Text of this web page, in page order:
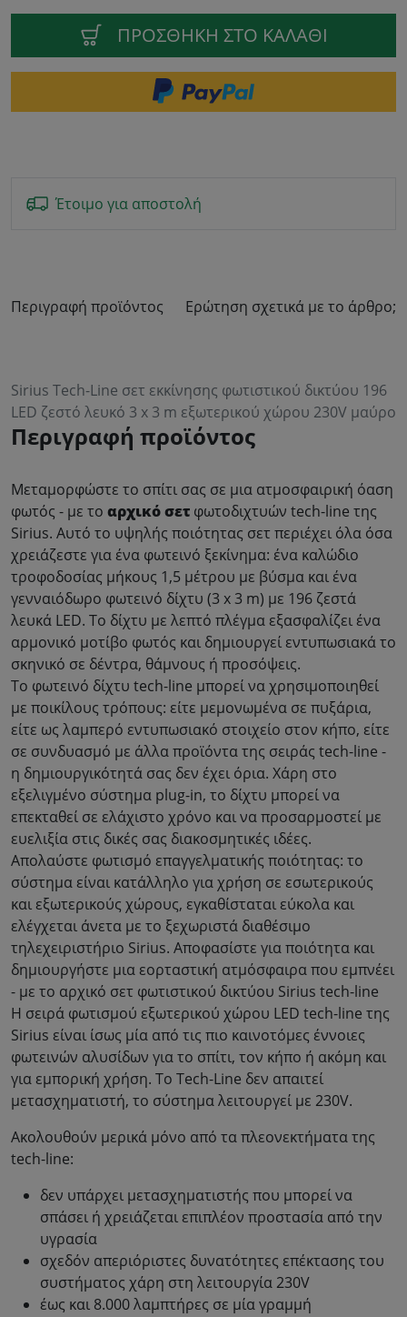
ΠΡΟΣΘΉΚΗ ΣΤΟ ΚΑΛΆΘΙ
Έτοιμο για αποστολή
Περιγραφή προϊόντος Ερώτηση σχετικά με το άρθρο;
Sirius Tech-Line σετ εκκίνησης φωτιστικού δικτύου 196
LED ζεστό λευκό 3 x 3 m εξωτερικού χώρου 230V μαύρο
Περιγραφή προϊόντος
Μεταμορφώστε το σπίτι σας σε μια ατμοσφαιρική όαση
φωτός - με το αρχικό σετ φωτοδιχτυών tech-line της
Sirius. Αυτό το υψηλής ποιότητας σετ περιέχει όλα όσα
χρειάζεστε για ένα φωτεινό ξεκίνημα: ένα καλώδιο
τροφοδοσίας μήκους 1,5 μέτρου με βύσμα και ένα
γενναιόδωρο φωτεινό δίχτυ (3 x 3 m) με 196 ζεστά
λευκά LED. Το δίχτυ με λεπτό πλέγμα εξασφαλίζει ένα
αρμονικό μοτίβο φωτός και δημιουργεί εντυπωσιακά το
σκηνικό σε δέντρα, θάμνους ή προσόψεις.
Το φωτεινό δίχτυ tech-line μπορεί να χρησιμοποιηθεί
με ποικίλους τρόπους: είτε μεμονωμένα σε πυξάρια,
είτε ως λαμπερό εντυπωσιακό στοιχείο στον κήπο, είτε
σε συνδυασμό με άλλα προϊόντα της σειράς tech-line -
η δημιουργικότητά σας δεν έχει όρια. Χάρη στο
εξελιγμένο σύστημα plug-in, το δίχτυ μπορεί να
επεκταθεί σε ελάχιστο χρόνο και να προσαρμοστεί με
ευελιξία στις δικές σας διακοσμητικές ιδέες.
Απολαύστε φωτισμό επαγγελματικής ποιότητας: το
σύστημα είναι κατάλληλο για χρήση σε εσωτερικούς
και εξωτερικούς χώρους, εγκαθίσταται εύκολα και
ελέγχεται άνετα με το ξεχωριστά διαθέσιμο
τηλεχειριστήριο Sirius. Αποφασίστε για ποιότητα και
δημιουργήστε μια εορταστική ατμόσφαιρα που εμπνέει
- με το αρχικό σετ φωτιστικού δικτύου Sirius tech-line
Η σειρά φωτισμού εξωτερικού χώρου LED tech-line της
Sirius είναι ίσως μία από τις πιο καινοτόμες έννοιες
φωτεινών αλυσίδων για το σπίτι, τον κήπο ή ακόμη και
για εμπορική χρήση. Το Tech-Line δεν απαιτεί
μετασχηματιστή, το σύστημα λειτουργεί με 230V.
Ακολουθούν μερικά μόνο από τα πλεονεκτήματα της
tech-line:
δεν υπάρχει μετασχηματιστής που μπορεί να
σπάσει ή χρειάζεται επιπλέον προστασία από την
υγρασία
σχεδόν απεριόριστες δυνατότητες επέκτασης του
συστήματος χάρη στη λειτουργία 230V
έως και 8.000 λαμπτήρες σε μία γραμμή